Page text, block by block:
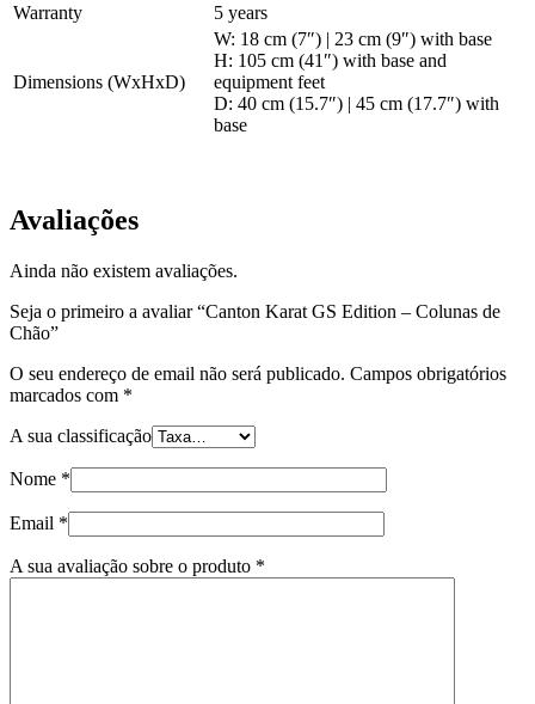
Warranty
5 years
Dimensions (WxHxD)
W: 18 cm (7″) | 23 cm (9″) with base
H: 105 cm (41″) with base and
equipment feet
D: 40 cm (15.7″) | 45 cm (17.7″) with
base
Avaliações
Ainda não existem avaliações.
Seja o primeiro a avaliar “Canton Karat GS Edition – Colunas de
Chão”
O seu endereço de email não será publicado. Campos obrigatórios
marcados com *
A sua classificação
Nome *
Email *
A sua avaliação sobre o produto *